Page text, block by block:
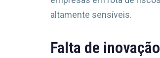
altamente sensíveis.
Falta de